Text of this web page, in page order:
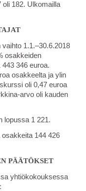
oli 182. Ulkomailla
1.1.–30.6.2018
osakkeiden
346 euroa.
osakkeelta ja ylin
oli 0,47 euroa
arvo oli kauden
lopussa 1 221.
144 426
PÄÄTÖKSET
yhtiökokouksessa